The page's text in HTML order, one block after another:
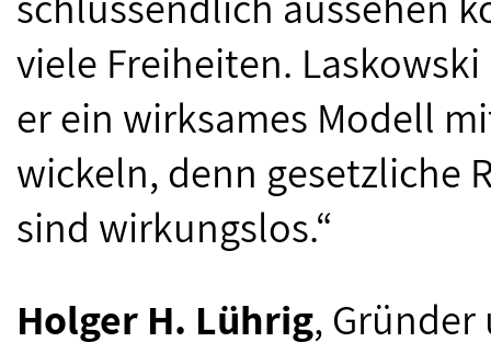
viele Freiheiten.
er ein wirksames Modell
wickeln, denn gesetzliche
sind ­wirkungslos.“
Holger H. Lührig,